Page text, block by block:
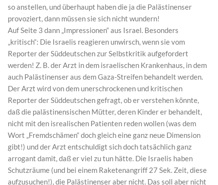
so anstellen, und überhaupt haben die ja die Palästinenser
provoziert, dann müssen sie sich nicht wundern!
Auf Seite 3 dann „Impressionen“ aus Israel. Besonders
„kritisch“: Die Israelis reagieren unwirsch, wenn sie vom
Reporter der Süddeutschen zur Selbstkritik aufgefordert
werden! Z. B. der Arzt in dem israelischen Krankenhaus, in dem
auch Palästinenser aus dem Gaza-Streifen behandelt werden.
Der Arzt wird von dem unerschrockenen und kritischen
Reporter der Süddeutschen gefragt, ob er verstehen könnte,
daß die palästinensischen Mütter, deren Kinder er behandelt,
nicht mit den isrealischen Patienten reden wollen (was dem
Wort „Fremdschämen“ doch gleich eine ganz neue Dimension
gibt!) und der Arzt entschuldigt sich doch tatsächlich ganz
arrogant damit, daß er viel zu tun hätte. Die Israelis haben
Schutzräume (und bei einem Raketenangriff 27 Sek. Zeit, diese
aufzusuchen!), die Palästinenser aber nicht. Das soll aber nicht